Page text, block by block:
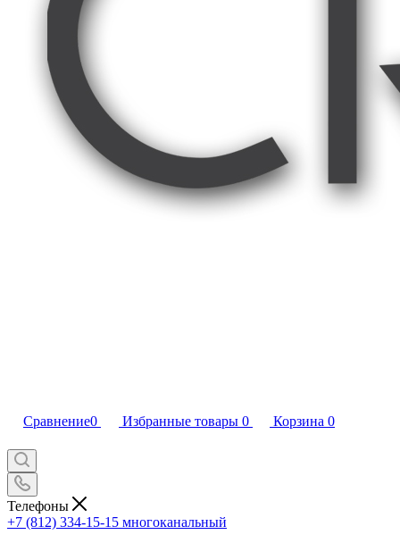
Сравнение0 Избранные товары 0 Корзина 0
Телефоны
+7 (812) 334-15-15 многоканальный